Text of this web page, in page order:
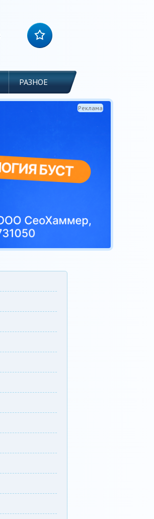
РАЗНОЕ
Реклама